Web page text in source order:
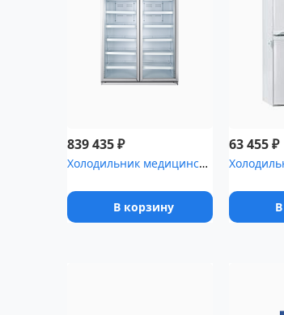
839 435₽
Холодильник медицинский Haier HYC-940 со стеклянными дверями (890...
В корзину
63 455₽